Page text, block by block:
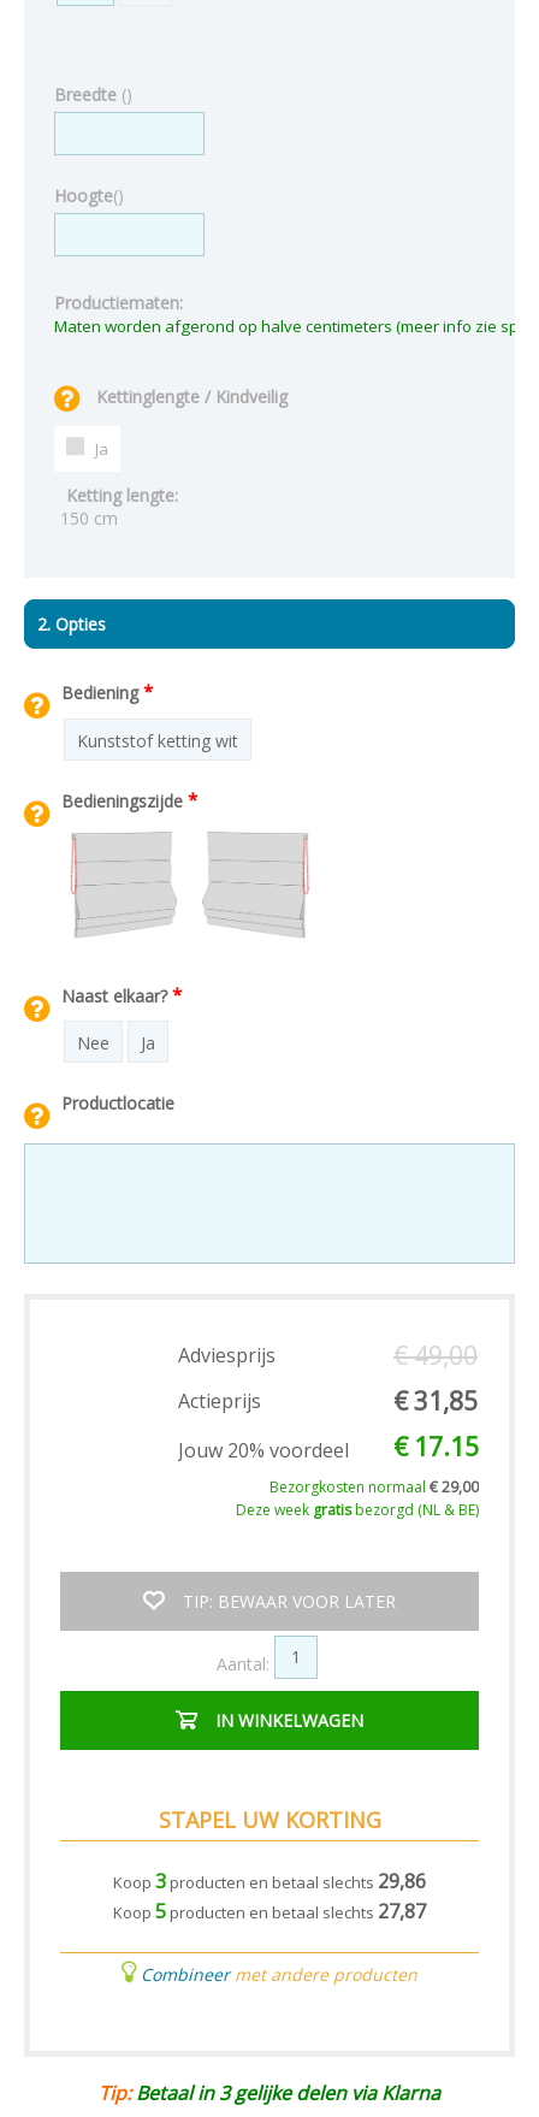
Breedte ()
Hoogte()
Productiematen:
Kettinglengte / Kindveilig
Ja
Ketting lengte:
150 cm
2. Opties
Bediening*
Kunststof ketting wit
Bedieningszijde *
Naast elkaar?*
Nee Ja
Productlocatie
Adviesprijs € 49,00
Actieprijs € 31,85
Jouw 20% voordeel € 17.15
Bezorgkosten normaal € 29,00
Deze week gratisbezorgd (NL & BE)
TIP: BEWAAR VOOR LATER
Aantal:
IN WINKELWAGEN
STAPEL UW KORTING
Koop 3 producten en betaal slechts 29,86
Koop 5 producten en betaal slechts 27,87
Combineermet andere producten
Tip:Betaal in 3 gelijke delen via Klarna